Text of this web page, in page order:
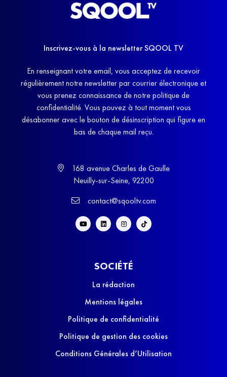
Inscrivez-vous à la newsletter SQOOL TV
En renseignant votre email, vous acceptez de recevoir
régulièrement notre newsletter par courrier électronique et
vous prenez connaissance de notre politique de
confidentialité. Vous pouvez à tout moment vous
désabonner avec le bouton de désinscription qui figure en
bas de chaque mail reçu.
168 avenue Charles de Gaulle
Neuilly-sur-Seine, 92200
contact@sqooltv.com
SOCIÉTÉ
La rédaction
Mentions légales
Politique de confidentialité
Politique de gestion des cookies
Conditions Générales d’Utilisation